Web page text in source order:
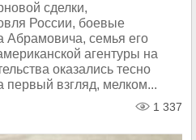
сделки,
России, боевые
Абрамовича, семья его
агентуры на
оказались тесно
первый взгляд, мелком...
1 337